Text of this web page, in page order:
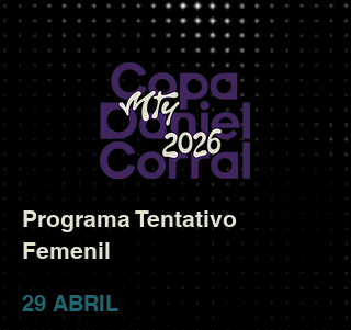
Programa Tentativo
Femenil
29 ABRIL